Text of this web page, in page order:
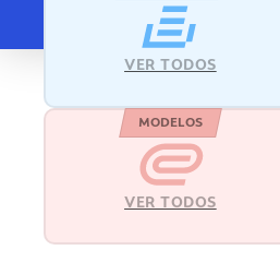
VER TODOS
MODELOS
VER TODOS